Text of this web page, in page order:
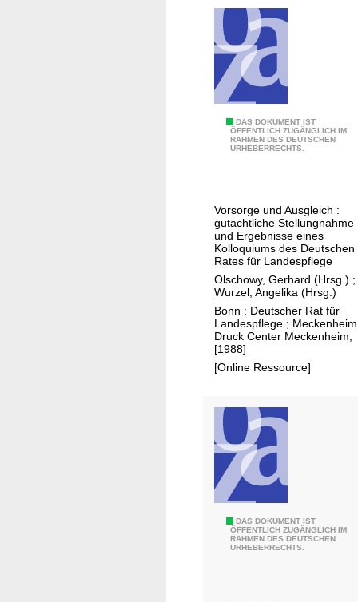
e
R
a
a
n
d
e
s
p
f
l
e
DAS DOKUMENT IST
ÖFFENTLICH ZUGÄNGLICH IM
RAHMEN DES DEUTSCHEN
URHEBERRECHTS.
i
f
f
e
i
n
N
a
t
n
d
L
a
Vorsorge und Ausgleich :
gutachtliche Stellungnahme
und Ergebnisse eines
Kolloquiums des Deutschen
Rates für Landespflege
Olschowy, Gerhard (Hrsg.) ;
Wurzel, Angelika (Hrsg.)
Bonn : Deutscher Rat für
Landespflege ;
Druck Center Meckenheim,
[1988]
[Online Ressource]
DAS DOKUMENT IST
ÖFFENTLICH ZUGÄNGLICH IM
RAHMEN DES DEUTSCHEN
URHEBERRECHTS.